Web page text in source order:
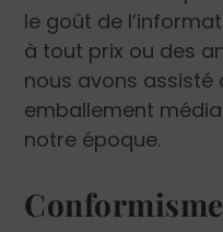
le goût de
à tout prix ou des
nous avons assisté
emballement
notre époque.